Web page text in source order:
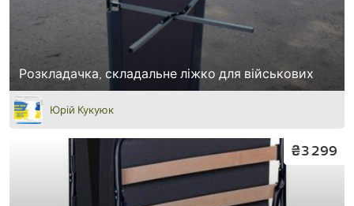
Розкладачка, складальне ліжко для військових
Юрій Кукуюк
₴3 299